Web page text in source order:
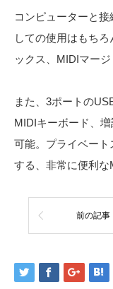
コンピューターと
しての使用はもち
ックス、MIDIマー
また、3ポートの
MIDIキーボード、
可能。プライベー
する、非常に便利な
前の記事